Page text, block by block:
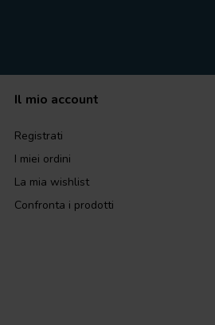
Il mio account
Registrati
I miei ordini
La mia wishlist
Confronta i prodotti